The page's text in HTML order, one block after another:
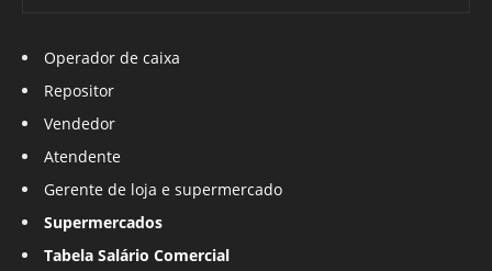
Operador de caixa
Repositor
Vendedor
Atendente
Gerente de loja e supermercado
Supermercados
Tabela Salário Comercial